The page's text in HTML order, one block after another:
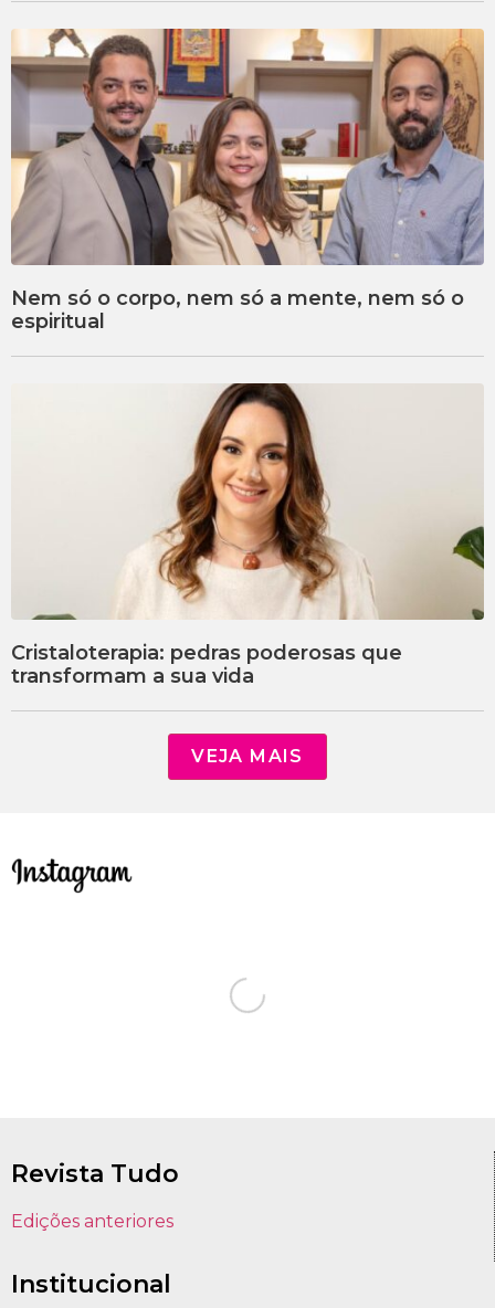
Nem só o corpo, nem só a mente, nem só o
espiritual
Cristaloterapia: pedras poderosas que
transformam a sua vida
VEJA MAIS
Revista Tudo
Edições anteriores
Institucional